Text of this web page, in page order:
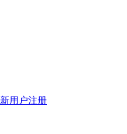
新用户注册